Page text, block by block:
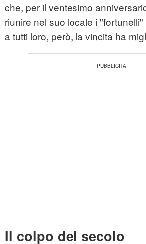
che, per il ventesimo
riunire nel suo locale i
a tutti loro, però, la vincita ha
Il colpo del secolo